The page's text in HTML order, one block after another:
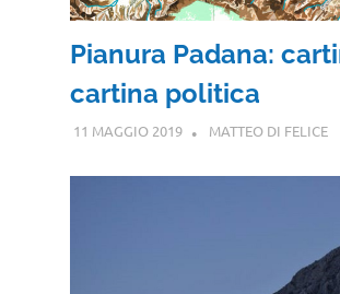
Pianura Padana:
cartina politica
11 MAGGIO 2019 MATTEO DI FELICE